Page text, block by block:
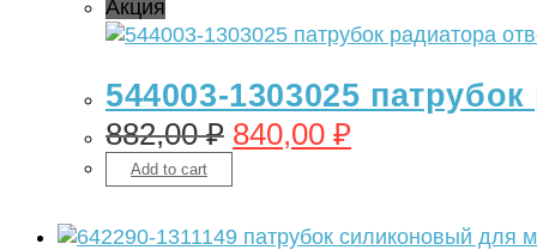
Акция
544003-1303025
882,00₽ 840,00 ₽
Add to cart